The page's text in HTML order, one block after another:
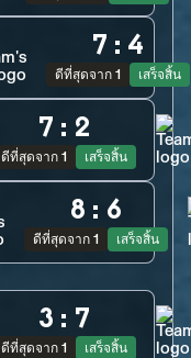
7 : 4
ดีที่สุดจาก 1 เสร็จสิ้น
7 : 2
ดีที่สุดจาก 1 เสร็จสิ้น
8 : 6
ดีที่สุดจาก 1 เสร็จสิ้น
3 : 7
ดีที่สุดจาก 1 เสร็จสิ้น